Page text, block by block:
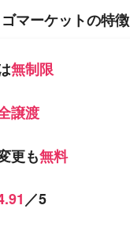
ゴマーケットの特徴
無制限
譲渡
更も無料
／5